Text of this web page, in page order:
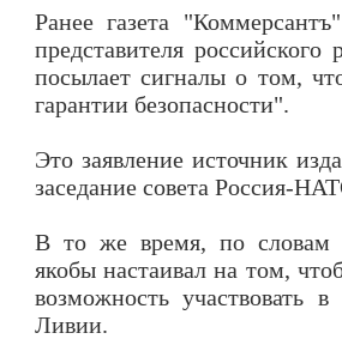
Ранее газета
представителя
посылает сигналы о том,
гарантии безопасности".
Это заявление источник
заседание совета Россия-
В то же время, по словам
якобы настаивал на том,
возможность участвовать
Ливии.